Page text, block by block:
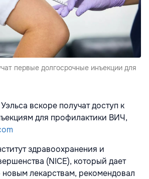
первые долгосрочные инъекции для
вскоре получат доступ к
для профилактики ВИЧ,
здравоохранения и
(NICE), который дает
лекарствам, рекомендовал